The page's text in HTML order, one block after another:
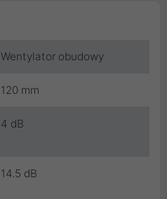
Wentylator obudowy
120 mm
4 dB
14.5 dB